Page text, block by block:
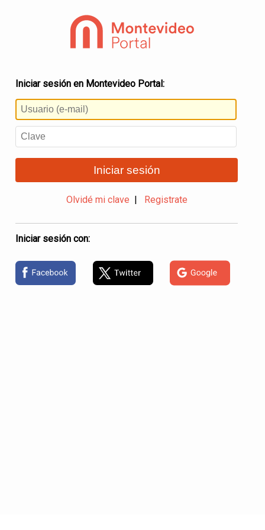
Iniciar sesión en Montevideo Portal:
Iniciar sesión
Olvidé mi clave Registrate
Iniciar sesión con: